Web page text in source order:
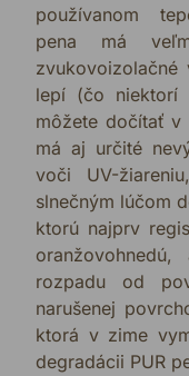
používanom
pena má
zvukovoizolačné
lepí (čo niektorí
môžete dočítať v
má aj určité
voči UV-
slnečným lúčom
ktorú najprv
rozpadu od
narušenej
ktorá v zime
degradácii PUR